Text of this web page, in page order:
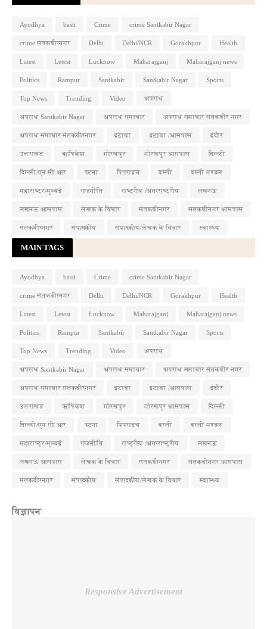
Ayodhya basti Crime crime Santkabir Nagar
crime संतकबीरनगर Delhi Delhi/NCR Gorakhpur Health
Latest Letest Lucknow Maharajganj Maharajganj news
Politics Rampur Santkabir Santkabir Nagar Sports
Top News Trending Video अपराध
अपराध Santkabir Nagar अपराध समाचार अपराध समाचार संतकबीर नगर
अपराध समाचार संतकबीरनगर इटावा इटावा /आसपास इंदौर
उत्तराखंड ऋषिकेश गोरखपुर गोरखपुर आसपास दिल्ली
दिल्ली/एन सी आर पटना पिपराइच बस्ती बस्ती मण्डल
महाराष्ट्र/मुम्बई राजनीति राष्ट्रीय /अंतरराष्ट्रीय लखनऊ
लखनऊ आसपास लेखक के विचार संतकबीनगर संतकबीनगर आसपास
संतकबीरनगर संपादकीय संपादकीय/लेखक के विचार स्वास्थ्य
MAIN TAGS
Ayodhya basti Crime crime Santkabir Nagar
crime संतकबीरनगर Delhi Delhi/NCR Gorakhpur Health
Latest Letest Lucknow Maharajganj Maharajganj news
Politics Rampur Santkabir Santkabir Nagar Sports
Top News Trending Video अपराध
अपराध Santkabir Nagar अपराध समाचार अपराध समाचार संतकबीर नगर
अपराध समाचार संतकबीरनगर इटावा इटावा /आसपास इंदौर
उत्तराखंड ऋषिकेश गोरखपुर गोरखपुर आसपास दिल्ली
दिल्ली/एन सी आर पटना पिपराइच बस्ती बस्ती मण्डल
महाराष्ट्र/मुम्बई राजनीति राष्ट्रीय /अंतरराष्ट्रीय लखनऊ
लखनऊ आसपास लेखक के विचार संतकबीनगर संतकबीनगर आसपास
संतकबीरनगर संपादकीय संपादकीय/लेखक के विचार स्वास्थ्य
विज्ञापन
Responsive Advertisement